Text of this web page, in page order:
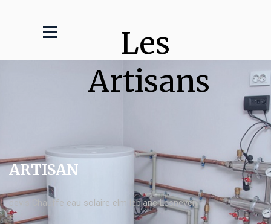
Les
Artisans
ARTISAN
devis Chauffe eau solaire elm leblanc Lesneven